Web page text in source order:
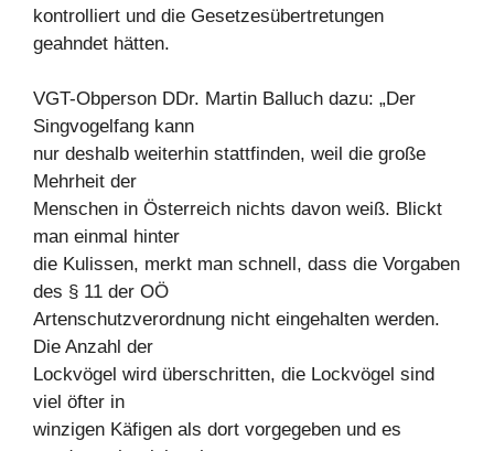
kontrolliert und die Gesetzesübertretungen
geahndet hätten.
VGT-Obperson DDr. Martin Balluch dazu: „Der
Singvogelfang kann
nur deshalb weiterhin stattfinden, weil die große
Mehrheit der
Menschen in Österreich nichts davon weiß. Blickt
man einmal hinter
die Kulissen, merkt man schnell, dass die Vorgaben
des § 11 der OÖ
Artenschutzverordnung nicht eingehalten werden.
Die Anzahl der
Lockvögel wird überschritten, die Lockvögel sind
viel öfter in
winzigen Käfigen als dort vorgegeben und es